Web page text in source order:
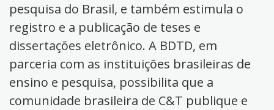
pesquisa do Brasil, e também estimula o
registro e a publicação de teses e
dissertações eletrônico. A BDTD, em
parceria com as instituições brasileiras de
ensino e pesquisa, possibilita que a
comunidade brasileira de C&T publique e